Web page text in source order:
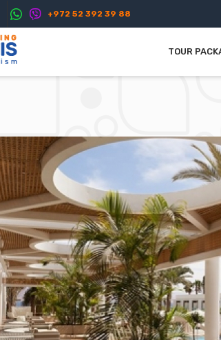
+972 52 392 39 88
TOUR